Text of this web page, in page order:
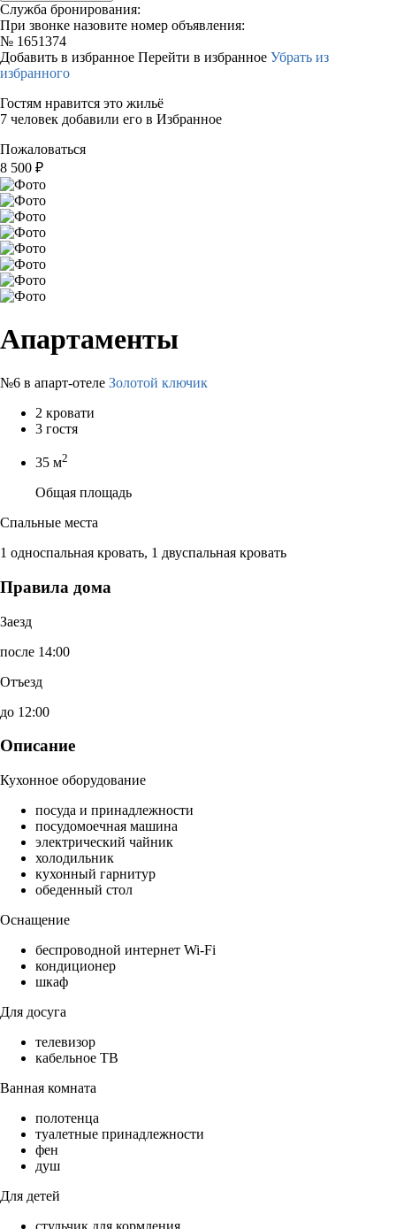
Служба бронирования:
При звонке назовите номер объявления:
№ 1651374
Добавить в избранное Перейти в избранное Убрать из
избранного
Гостям нравится это жильё
7 человек добавили его в Избранное
Пожаловаться
8 500 ₽
Апартаменты
№6 в апарт-отеле Золотой ключик
2 кровати
3 гостя
35 м2
Общая площадь
Спальные места
1 односпальная кровать, 1 двуспальная кровать
Правила дома
Заезд
после 14:00
Отъезд
до 12:00
Описание
Кухонное оборудование
посуда и принадлежности
посудомоечная машина
электрический чайник
холодильник
кухонный гарнитур
обеденный стол
Оснащение
беспроводной интернет Wi-Fi
кондиционер
шкаф
Для досуга
телевизор
кабельное ТВ
Ванная комната
полотенца
туалетные принадлежности
фен
душ
Для детей
стульчик для кормления